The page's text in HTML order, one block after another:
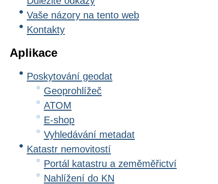
Vaše názory na tento web
Kontakty
Aplikace
Poskytování geodat
Geoprohlížeč
ATOM
E-shop
Vyhledávání metadat
Katastr nemovitostí
Portál katastru a zeměměřictví
Nahlížení do KN